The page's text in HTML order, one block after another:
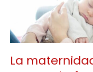
La
femeneidad